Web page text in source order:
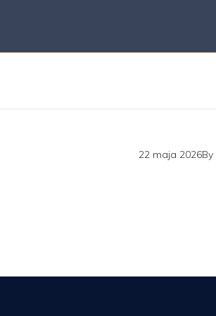
22 maja 2026By